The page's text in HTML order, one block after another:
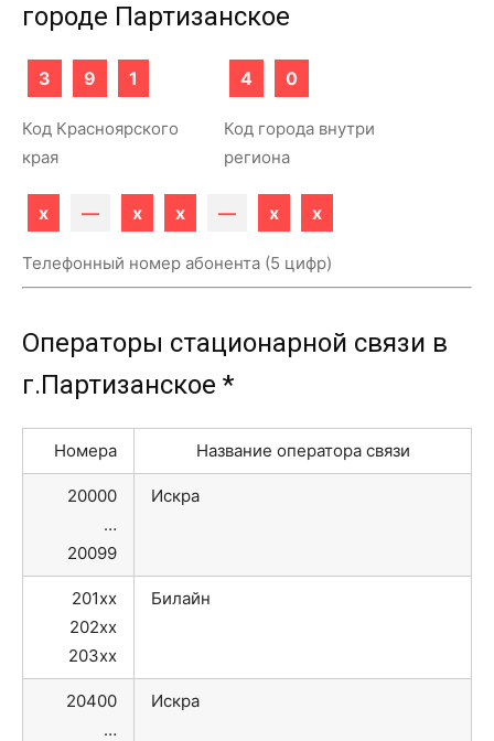
городе Партизанское
3 9 1
Код Красноярского
края
4 0
Код города внутри
региона
x — x x — x x
Телефонный номер абонента (5 цифр)
Операторы стационарной связи в
г.Партизанское *
Номера Название оператора связи
20000
…
20099
Искра
201xx
202xx
203xx
Билайн
20400
…
Искра